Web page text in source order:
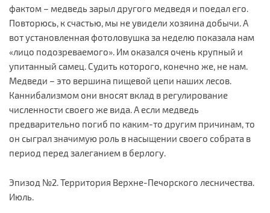
фактом – медведь зарыл другого медведя и поедал его.
Повторюсь, к счастью, мы не увидели хозяина добычи. А
вот установленная фотоловушка за неделю показала нам
«лицо подозреваемого». Им оказался очень крупный и
упитанный самец. Судить которого, конечно же, не нам.
Медведи – это вершина пищевой цепи наших лесов.
Каннибализмом они вносят вклад в регулирование
численности своего же вида. А если медведь
предварительно погиб по каким-то другим причинам, то
он сыграл значимую роль в насыщении своего собрата в
период перед залеганием в берлогу.
Эпизод №2. Территория Верхне-Печорского лесничества.
Июль.